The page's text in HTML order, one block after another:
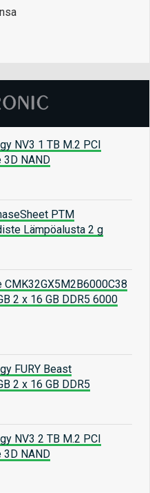
NV3 1 TB M.2 PCI
3D NAND
PTM
Lämpöalusta 2 g
CMK32GX5M2B6000C38
2 x 16 GB DDR5 6000
FURY Beast
2 x 16 GB DDR5
NV3 2 TB M.2 PCI
3D NAND